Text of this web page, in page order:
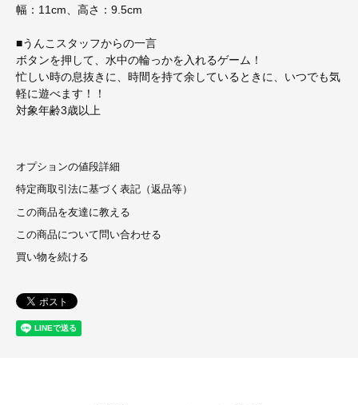
幅：11cm、高さ：9.5cm
■うんこスタッフからの一言
ボタンを押して、水中の輪っかを入れるゲーム！
忙しい時の息抜きに、時間を持て余しているときに、いつでも気
軽に遊べます！！
対象年齢3歳以上
オプションの値段詳細
特定商取引法に基づく表記（返品等）
この商品を友達に教える
この商品について問い合わせる
買い物を続ける